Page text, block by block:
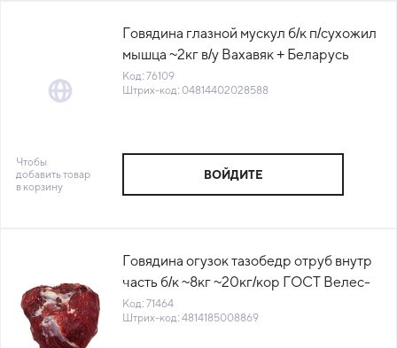
Говядина глазной мускул б/к п/сухожил
мышца ~2кг в/у Вахавяк + Беларусь
(КОД 76109) (-18°С)
Код: 76109
Штрих-код: 04814402028588
Чтобы
добавить товар
в корзину
ВОЙДИТЕ
Говядина огузок тазобедр отруб внутр
часть б/к ~8кг ~20кг/кор ГОСТ Велес-
Мит Беларусь(КОР) (КОД 71464)
(-18°С)
Код: 71464
Штрих-код: 4814185008869